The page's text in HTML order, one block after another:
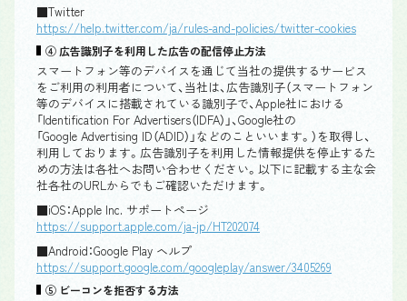
■Twitter
https://help.twitter.com/ja/rules-and-policies/twitter-cookies
④ 広告識別子を利用した広告の配信停止方法
スマートフォン等のデバイスを通じて当社の提供するサービス
をご利用の利用者について、当社は、広告識別子（スマートフォン
等のデバイスに搭載されている識別子で、Apple社における
「Identification For Advertisers（IDFA）」、Google社の
「Google Advertising ID（ADID）」などのこといいます。）を取得し、
利用しております。広告識別子を利用した情報提供を停止するた
めの方法は各社へお問い合わせください。以下に記載する主な会
社各社のURLからでもご確認いただけます。
■iOS：Apple Inc. サポートページ
https://support.apple.com/ja-jp/HT202074
■Android：Google Play ヘルプ
https://support.google.com/googleplay/answer/3405269
⑤ ビーコンを拒否する方法